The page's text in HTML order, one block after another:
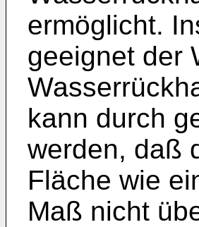
ermöglicht.
geeignet der
kann durch
werden, daß
Fläche wie
Maß nicht